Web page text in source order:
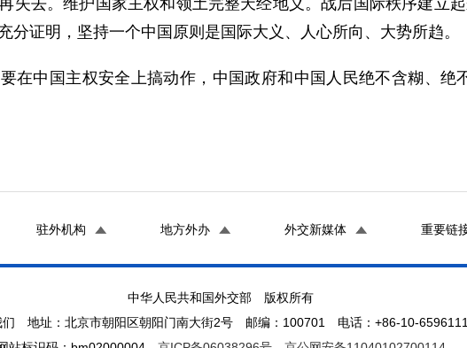
失去。维护国家主权和领土完整天经地义。战后国际秩序建立
分证明，坚持一个中国原则是国际大义、人心所向、大势所趋。
在中国主权安全上搞动作，中国政府和中国人民绝不含糊、绝
驻外机构 地方外办 外交新媒体 重要链
中华人民共和国外交部 版权所有
们 地址：北京市朝阳区朝阳门南大街2号 邮编：100701 电话：+86-10-